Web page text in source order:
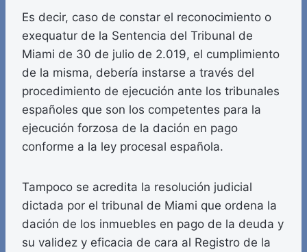
Es decir, caso de constar el reconocimiento o
exequatur de la Sentencia del Tribunal de
Miami de 30 de julio de 2.019, el cumplimiento
de la misma, debería instarse a través del
procedimiento de ejecución ante los tribunales
españoles que son los competentes para la
ejecución forzosa de la dación en pago
conforme a la ley procesal española.
Tampoco se acredita la resolución judicial
dictada por el tribunal de Miami que ordena la
dación de los inmuebles en pago de la deuda y
su validez y eficacia de cara al Registro de la